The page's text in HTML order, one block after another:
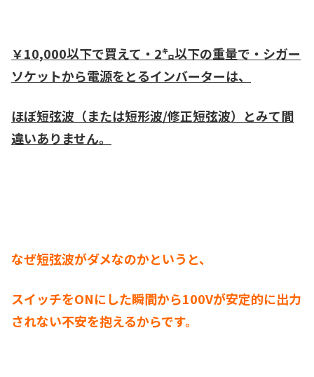
￥10,000以下で買えて・ 2㌔以下の重量で・ シガー
ソケットから電源をとるインバーターは、
ほぼ短弦波（または短形波/修正短弦波）とみて間
違いありません。
なぜ短弦波がダメなのかというと、
スイッチをONにした瞬間から100Vが安定的に出力
されない不安を抱えるからです。